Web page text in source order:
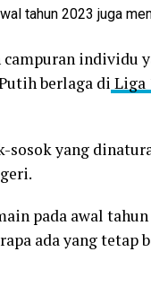
tahun 2023 juga
campuran individu
berlaga di Liga
sosok yang
pada awal
ada yang